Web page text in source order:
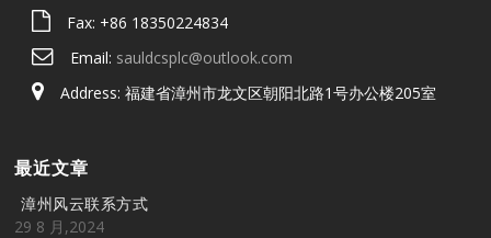
Fax: +86 18350224834
Email: sauldcsplc@outlook.com
Address: 福建省漳州市龙文区朝阳北路1号办公楼205室
最近文章
漳州风云联系方式
29 8 月,2024